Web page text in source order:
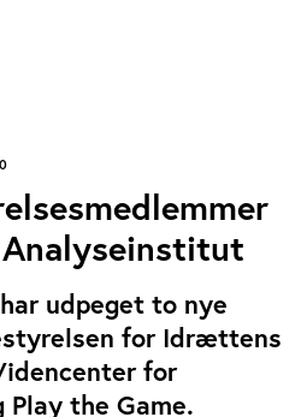
udpeget to nye
for Idrættens
for
Play the Game.